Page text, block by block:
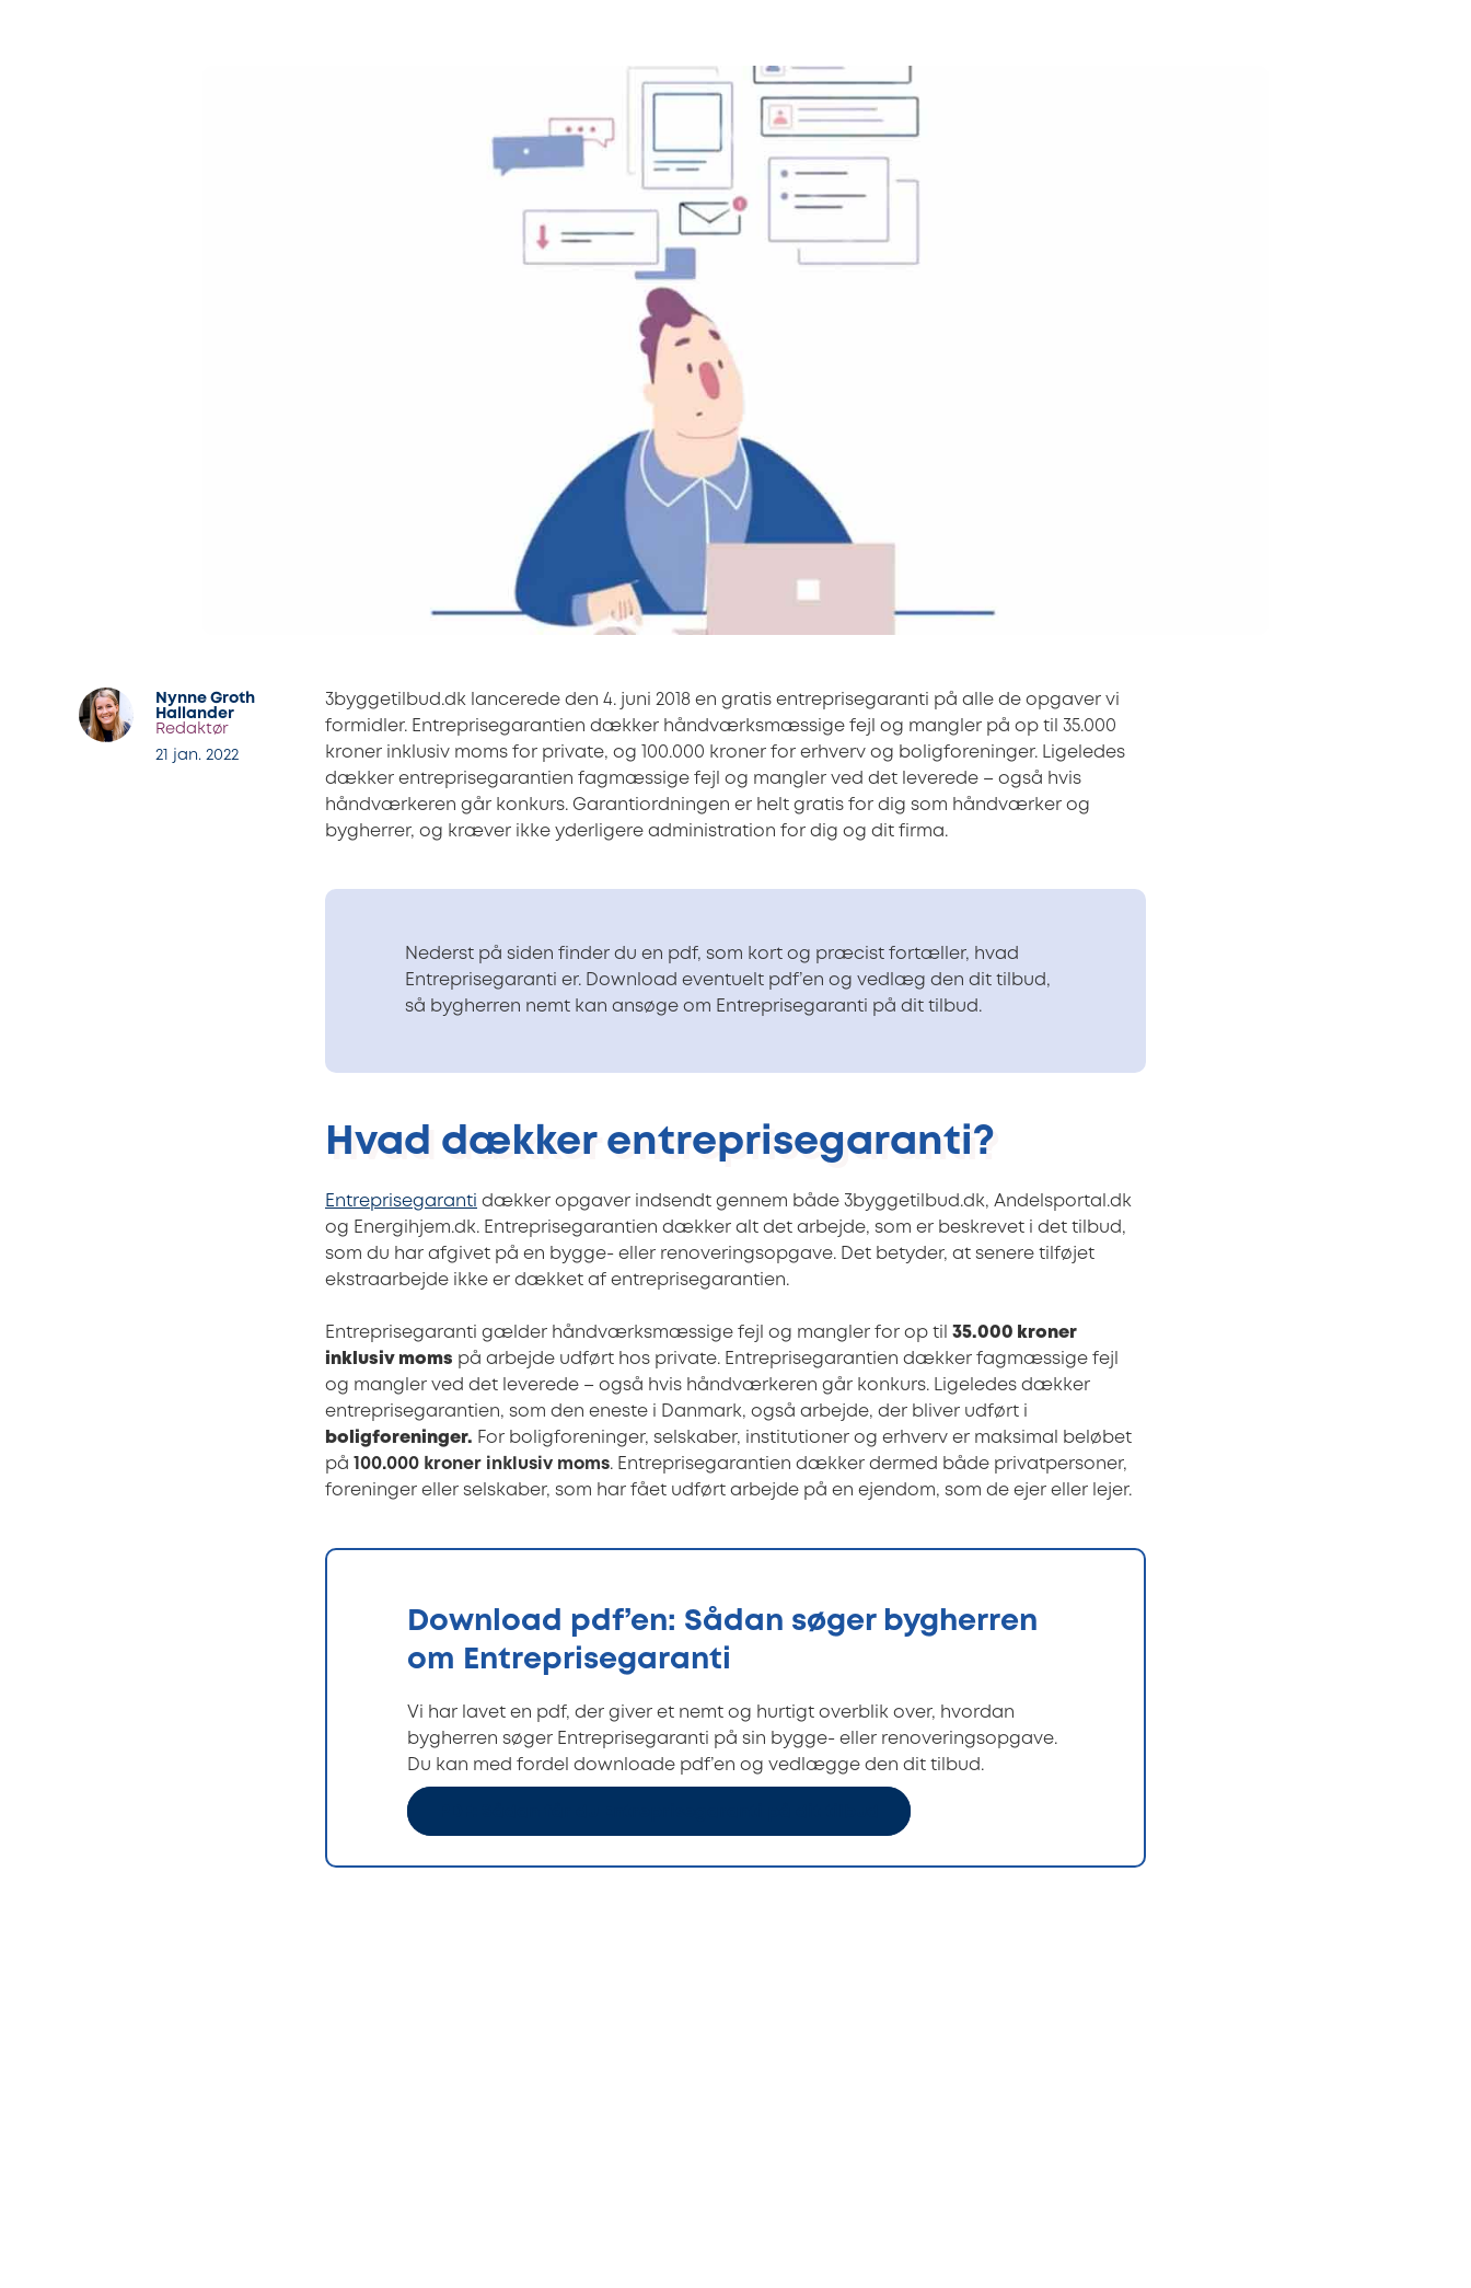
Nynne Groth
Hallander
Redaktør
21 jan. 2022
3byggetilbud.dk lancerede den 4. juni 2018 en gratis entreprisegaranti på alle de opgaver vi
formidler. Entreprisegarantien dækker håndværksmæssige fejl og mangler på op til 35.000
kroner inklusiv moms for private, og 100.000 kroner for erhverv og boligforeninger. Ligeledes
dækker entreprisegarantien fagmæssige fejl og mangler ved det leverede – også hvis
håndværkeren går konkurs. Garantiordningen er helt gratis for dig som håndværker og
bygherrer, og kræver ikke yderligere administration for dig og dit firma.
Nederst på siden finder du en pdf, som kort og præcist fortæller, hvad
Entreprisegaranti er. Download eventuelt pdf’en og vedlæg den dit tilbud,
så bygherren nemt kan ansøge om Entreprisegaranti på dit tilbud.
Hvad dækker entreprisegaranti?
Entreprisegaranti dækker opgaver indsendt gennem både 3byggetilbud.dk, Andelsportal.dk
og Energihjem.dk. Entreprisegarantien dækker alt det arbejde, som er beskrevet i det tilbud,
som du har afgivet på en bygge- eller renoveringsopgave. Det betyder, at senere tilføjet
ekstraarbejde ikke er dækket af entreprisegarantien.
Entreprisegaranti gælder håndværksmæssige fejl og mangler for op til 35.000 kroner
inklusiv moms på arbejde udført hos private. Entreprisegarantien dækker fagmæssige fejl
og mangler ved det leverede – også hvis håndværkeren går konkurs. Ligeledes dækker
entreprisegarantien, som den eneste i Danmark, også arbejde, der bliver udført i
boligforeninger. For boligforeninger, selskaber, institutioner og erhverv er maksimal beløbet
på
100.000 kroner inklusiv moms. Entreprisegarantien dækker dermed både privatpersoner,
foreninger eller selskaber, som har fået udført arbejde på en ejendom, som de ejer eller lejer.
Download pdf’en: Sådan søger bygherren
om Entreprisegaranti
Vi har lavet en pdf, der giver et nemt og hurtigt overblik over, hvordan
bygherren søger Entreprisegaranti på sin bygge- eller renoveringsopgave.
Du kan med fordel downloade pdf’en og vedlægge den dit tilbud.